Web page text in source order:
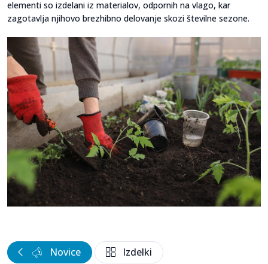
elementi so izdelani iz materialov, odpornih na vlago, kar
zagotavlja njihovo brezhibno delovanje skozi številne sezone.
Novice Izdelki